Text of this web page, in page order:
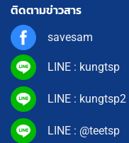
ติดตามข่าวสาร
savesam
LINE : kungtsp
LINE : kungtsp2
LINE : @teetsp